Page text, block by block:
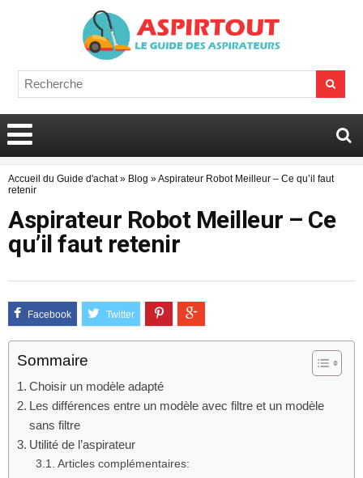
Accueil du Guide d'achat» Blog »Aspirateur Robot Meilleur – Ce qu’il faut
retenir
Aspirateur Robot Meilleur – Ce
qu’il faut retenir
Sommaire
Choisir un modèle adapté
Les différences entre un modèle avec filtre et un modèle
sans filtre
Utilité de l’aspirateur
Articles complémentaires: